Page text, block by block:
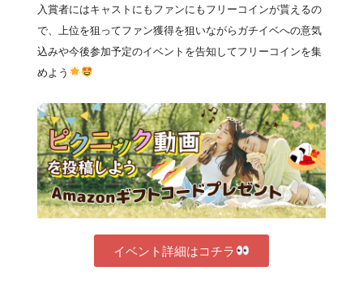
入賞者にはキャストにもファンにもフリーコインが貰えるの
で、上位を狙ってファン獲得を狙いながらガチイベへの意気
込みや今後参加予定のイベントを告知してフリーコインを集
めよう
イベント詳細はコチラ